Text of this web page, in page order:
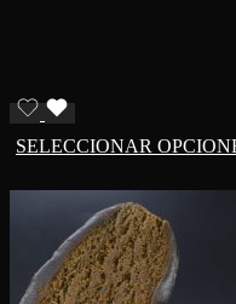
SELECCIONAR